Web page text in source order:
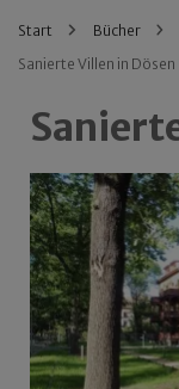
Start Bücher
Sanierte Villen in Dösen